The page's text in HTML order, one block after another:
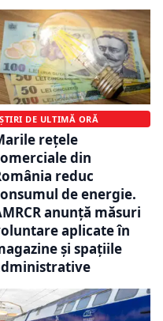
ȘTIRI DE ULTIMĂ ORĂ
rețele
din
reduc
de energie.
anunță măsuri
aplicate în
și spațiile